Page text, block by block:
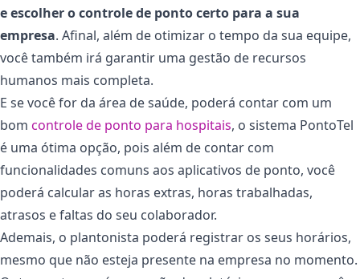
e escolher o controle de ponto certo para a sua
empresa. Afinal, além de otimizar o tempo da sua equipe,
você também irá garantir uma gestão de recursos
humanos mais completa.
E se você for da área de saúde, poderá contar com um
bom controle de ponto para hospitais, o sistema PontoTel
é uma ótima opção, pois além de contar com
funcionalidades comuns aos aplicativos de ponto, você
poderá calcular as horas extras, horas trabalhadas,
atrasos e faltas do seu colaborador.
Ademais, o plantonista poderá registrar os seus horários,
mesmo que não esteja presente na empresa no momento.